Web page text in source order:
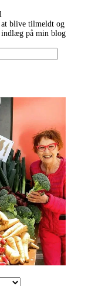
at blive tilmeldt og
indlæg på min blog